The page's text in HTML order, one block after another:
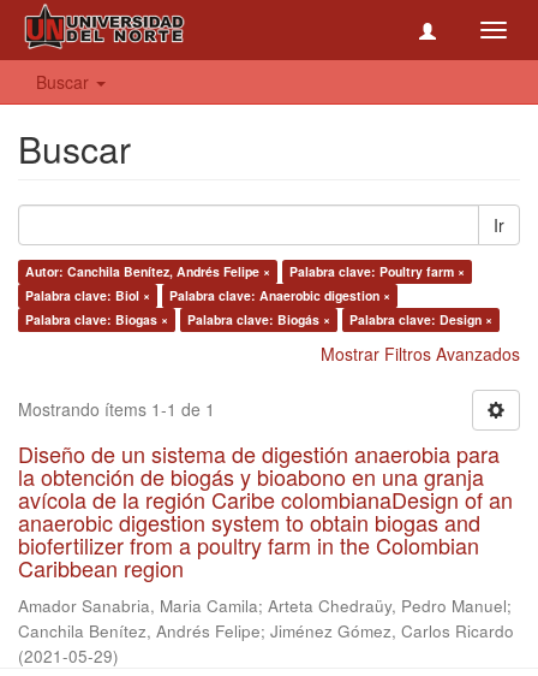
Buscar
Buscar
Ir
Autor: Canchila Benítez, Andrés Felipe ×
Palabra clave: Poultry farm ×
Palabra clave: Biol ×
Palabra clave: Anaerobic digestion ×
Palabra clave: Biogas ×
Palabra clave: Biogás × Palabra clave: Design ×
Mostrar Filtros Avanzados
Mostrando ítems 1-1 de 1
Diseño de un sistema de digestión anaerobia para
la obtención de biogás y bioabono en una granja
avícola de la región Caribe colombianaDesign of an
anaerobic digestion system to obtain biogas and
biofertilizer from a poultry farm in the Colombian
Caribbean region
Amador Sanabria, Maria Camila; Arteta Chedraüy, Pedro Manuel;
Canchila Benítez, Andrés Felipe; Jiménez Gómez, Carlos Ricardo
(2021-05-29)